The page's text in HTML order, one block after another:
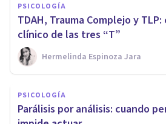
PSICOLOGÍA
TDAH, Trauma Complejo y
clínico de las tres “T”
Hermelinda Espinoza Jara
PSICOLOGÍA
Parálisis por análisis: cuando